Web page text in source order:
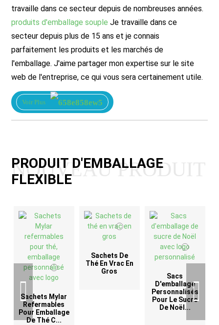
travaille dans ce secteur depuis de nombreuses années.
produits d'emballage souple Je travaille dans ce
secteur depuis plus de 15 ans et je connais
parfaitement les produits et les marchés de
l'emballage. J'aime partager mon expertise sur le site
web de l'entreprise, ce qui vous sera certainement utile.
Voir Plus
PRODUIT D'EMBALLAGE
FLEXIBLE
NOUVEAU PRODUIT
Sachets Mylar
Refermables
Pour Emballage
De Thé C...
Sachets De
Thé En Vrac En
Gros
Sacs
D'emballage
Personnalisés
Pour Le Sucre
De Noël...